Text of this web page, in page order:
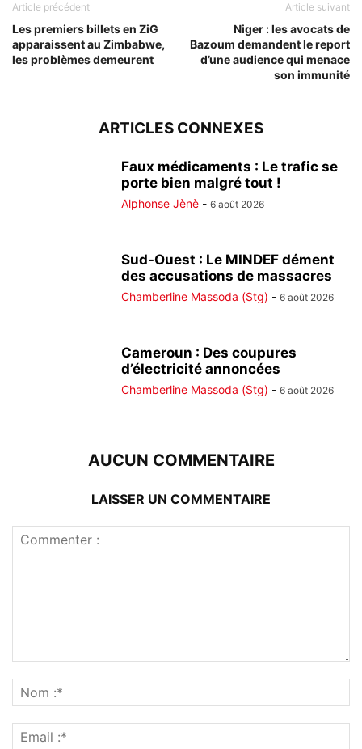
Article précédent
Les premiers billets en ZiG
apparaissent au Zimbabwe,
les problèmes demeurent
Article suivant
Niger : les avocats de
Bazoum demandent le report
d’une audience qui menace
son immunité
ARTICLES CONNEXES
Faux médicaments : Le trafic se
porte bien malgré tout !
Alphonse Jènè - 6 août 2026
Sud-Ouest : Le MINDEF dément
des accusations de massacres
Chamberline Massoda (Stg) - 6 août 2026
Cameroun : Des coupures
d’électricité annoncées
Chamberline Massoda (Stg) - 6 août 2026
AUCUN COMMENTAIRE
LAISSER UN COMMENTAIRE